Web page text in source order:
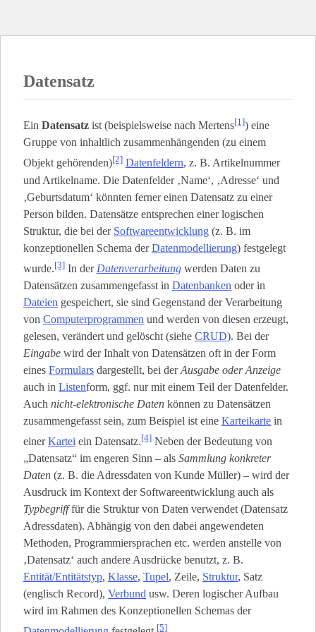
Datensatz
Ein Datensatz ist (beispielsweise nach Mertens[1]) eine
Gruppe von inhaltlich zusammenhängenden (zu einem
Objekt gehörenden)[2] Datenfeldern, z. B. Artikelnummer
und Artikelname. Die Datenfelder ‚Name‘, ‚Adresse‘ und
‚Geburtsdatum‘ könnten ferner einen Datensatz zu einer
Person bilden. Datensätze entsprechen einer logischen
Struktur, die bei der Softwareentwicklung (z. B. im
konzeptionellen Schema derDatenmodellierung) festgelegt
wurde.[3] In der Datenverarbeitung werden Daten zu
Datensätzen zusammengefasst in Datenbanken oder in
Dateien gespeichert, sie sind Gegenstand der Verarbeitung
von Computerprogrammen und werden von diesen erzeugt,
gelesen, verändert und gelöscht (siehe CRUD). Bei der
Eingabe wird der Inhalt von Datensätzen oft in der Form
eines Formulars dargestellt, bei derAusgabe oder Anzeige
auch in Listen­form, ggf. nur mit einem Teil der Datenfelder.
Auch nicht-elektronische Daten können zu Datensätzen
zusammengefasst sein, zum Beispiel ist eine Karteikarte in
einerKartei ein Datensatz.[4] Neben der Bedeutung von
„Datensatz“ im engeren Sinn – als Sammlung konkreter
Daten (z. B. die Adressdaten von Kunde Müller) – wird der
Ausdruck im Kontext der Softwareentwicklung auch als
Typbegrifffür die Struktur von Daten verwendet (Datensatz
Adressdaten). Abhängig von den dabei angewendeten
Methoden, Programmiersprachen etc. werden anstelle von
‚Datensatz‘ auch andere Ausdrücke benutzt, z. B.
Entität/Entitätstyp, Klasse, Tupel, Zeile, Struktur, Satz
(englisch Record), Verbund usw. Deren logischer Aufbau
wird im Rahmen des Konzeptionellen Schemas der
[5]